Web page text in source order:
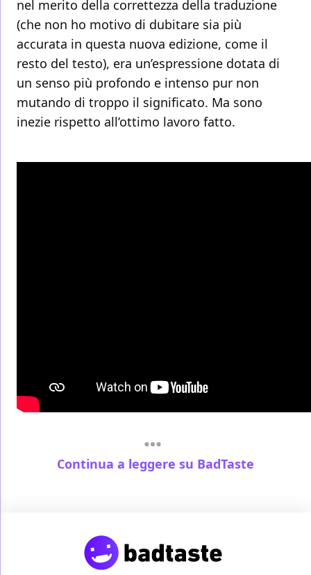
nel merito della correttezza della traduzione
(che non ho motivo di dubitare sia più
accurata in questa nuova edizione, come il
resto del testo), era un’espressione dotata di
un senso più profondo e intenso pur non
mutando di troppo il significato. Ma sono
inezie rispetto all’ottimo lavoro fatto.
Continua a leggere su BadTaste